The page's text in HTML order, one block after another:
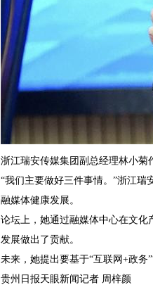
浙江瑞安传媒集团副总经理林小菊
“我们主要做好三件事情。”浙江
融媒体健康发展。
论坛上，她通过融媒体中心在文
发展做出了贡献。
未来，她提出要基于“互联网+政务
贵州日报天眼新闻记者 周梓颜